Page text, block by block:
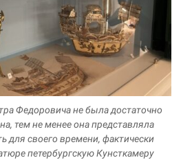
Федоровича не была достаточно
тем не менее она представляла
для своего времени, фактически
петербургскую Кунсткамеру